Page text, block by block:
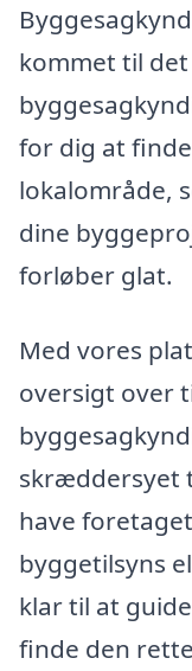
kommet til
for dig at
lokalområde,
dine
forløber glat.
Med vores
oversigt over
skræddersyet
have
byggetilsyns
klar til at
finde den